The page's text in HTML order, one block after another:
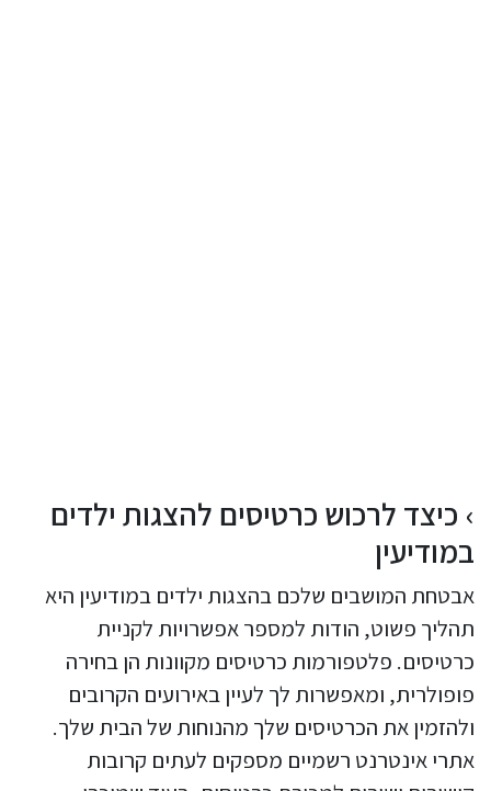
כיצד לרכוש כרטיסים להצגות ילדים
במודיעין
אבטחת המושבים שלכם בהצגות ילדים במודיעין היא
תהליך פשוט, הודות למספר אפשרויות לקניית
כרטיסים. פלטפורמות כרטיסים מקוונות הן בחירה
פופולרית, ומאפשרות לך לעיין באירועים הקרובים
ולהזמין את הכרטיסים שלך מהנוחות של הבית שלך.
אתרי אינטרנט רשמיים מספקים לעתים קרובות